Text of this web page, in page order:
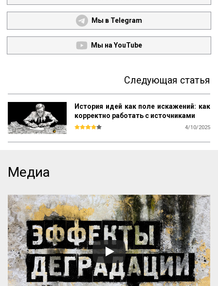
Мы в Telegram
Мы на YouTube
Следующая статья
История идей как поле искажений: как
корректно работать с источниками
4/10/2025
аргументацию.
Такой чек-лист особенно актуален в
контексте академической этики,
полемики и историко-философского
анализа. Он помогает не только
распознавать манипуляции в чужих
текстах, но и избегать их в собственных.
***
1. Ошибка уровня. Описывая разви...
Медиа